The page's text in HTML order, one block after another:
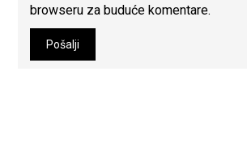
browseru za buduće komentare.